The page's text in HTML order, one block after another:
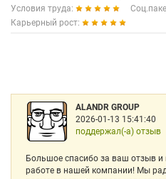
Условия труда:
Карьерный рост:
ALANDR GROUP
2026-01-13 15:41:40
поддержал(-а) отзыв
Большое спасибо за ваш отзыв
работе в нашей компании! Мы